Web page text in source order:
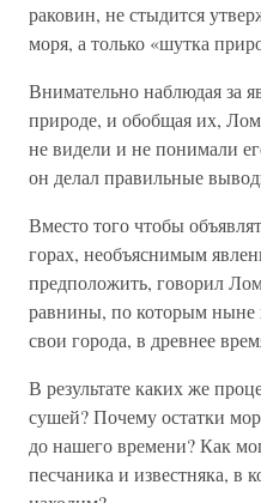
раковин, не стыдится
моря, а только «шутка
Внимательно наблюдая за
природе, и обобщая их,
не видели и не понимали
он делал правильные
Вместо того чтобы
горах, необъяснимым
предположить, говорил
равнины, по которым ныне
свои города, в древнее
В результате каких же
сушей? Почему остатки
до нашего времени? Как
песчаника и известняка, в